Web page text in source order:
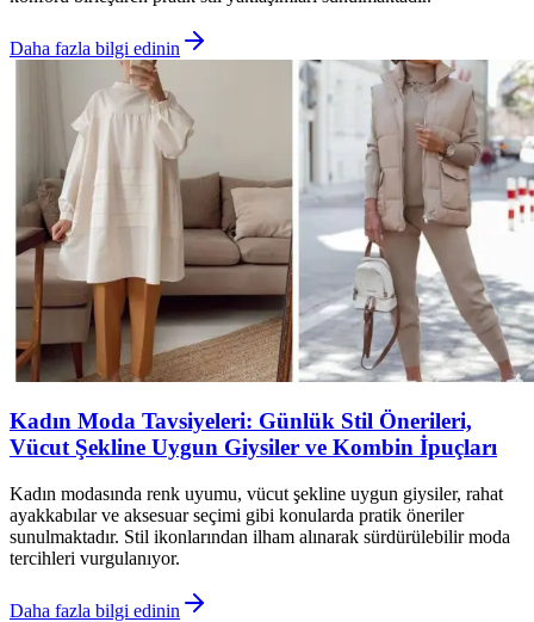
Daha fazla bilgi edinin
Kadın Moda Tavsiyeleri: Günlük Stil Önerileri,
Vücut Şekline Uygun Giysiler ve Kombin İpuçları
Kadın modasında renk uyumu, vücut şekline uygun giysiler, rahat
ayakkabılar ve aksesuar seçimi gibi konularda pratik öneriler
sunulmaktadır. Stil ikonlarından ilham alınarak sürdürülebilir moda
tercihleri vurgulanıyor.
Daha fazla bilgi edinin